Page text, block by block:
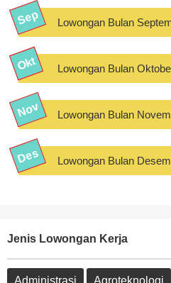
Lowongan Bulan
Lowongan Bulan
Lowongan Bulan
Lowongan Bulan
Jenis Lowongan Kerja
Administrasi Agroteknologi